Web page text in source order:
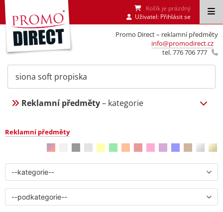
Promo Direct – reklamní předměty
info@promodirect.cz
tel. 776 706 777
Košík je prázdný
Uživatel: Přihlásit se
Reklamní předměty– kategorie
Reklamní předměty